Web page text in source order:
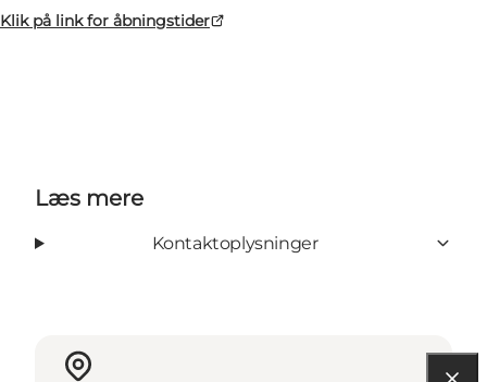
Klik på link for åbningstider
Læs mere
Kontaktoplysninger